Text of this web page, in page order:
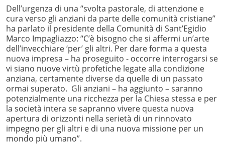
Dell’urgenza di una “svolta pastorale, di attenzione e
cura verso gli anziani da parte delle comunità cristiane”
ha parlato il presidente della Comunità di Sant’Egidio
Marco Impagliazzo: “C’è bisogno che si affermi un’arte
dell’invecchiare ‘per’ gli altri. Per dare forma a questa
nuova impresa – ha proseguito - occorre interrogarsi se
vi siano nuove virtù profetiche legate alla condizione
anziana, certamente diverse da quelle di un passato
ormai superato. Gli anziani – ha aggiunto – saranno
potenzialmente una ricchezza per la Chiesa stessa e per
la società intera se sapranno vivere questa nuova
apertura di orizzonti nella serietà di un rinnovato
impegno per gli altri e di una nuova missione per un
mondo più umano”.